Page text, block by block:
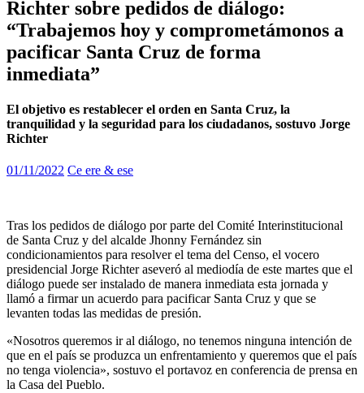
Richter sobre pedidos de diálogo:
“Trabajemos hoy y comprometámonos a
pacificar Santa Cruz de forma
inmediata”
El objetivo es restablecer el orden en Santa Cruz, la
tranquilidad y la seguridad para los ciudadanos, sostuvo Jorge
Richter
01/11/2022 Ce ere & ese
Tras los pedidos de diálogo por parte del Comité Interinstitucional
de Santa Cruz y del alcalde Jhonny Fernández sin
condicionamientos para resolver el tema del Censo, el vocero
presidencial Jorge Richter aseveró al mediodía de este martes que el
diálogo puede ser instalado de manera inmediata esta jornada y
llamó a firmar un acuerdo para pacificar Santa Cruz y que se
levanten todas las medidas de presión.
«Nosotros queremos ir al diálogo, no tenemos ninguna intención de
que en el país se produzca un enfrentamiento y queremos que el país
no tenga violencia», sostuvo el portavoz en conferencia de prensa en
la Casa del Pueblo.